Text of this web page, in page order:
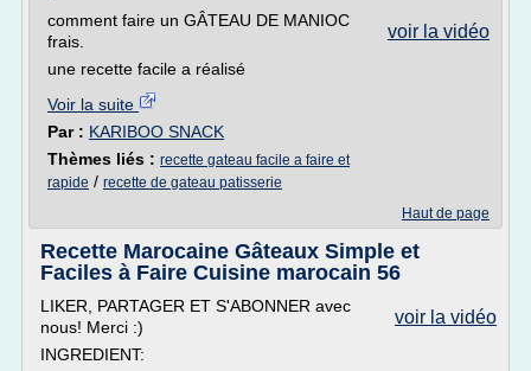
voir la vidéo
comment faire un GÂTEAU DE MANIOC
frais.
une recette facile a réalisé
Voir la suite
Par : KARIBOO SNACK
Thèmes liés : recette gateau facile a faire et
rapide / recette de gateau patisserie
Haut de page
Recette Marocaine Gâteaux Simple et
Faciles à Faire Cuisine marocain 56
voir la vidéo
LIKER, PARTAGER ET S'ABONNER avec
nous! Merci :)
INGREDIENT: